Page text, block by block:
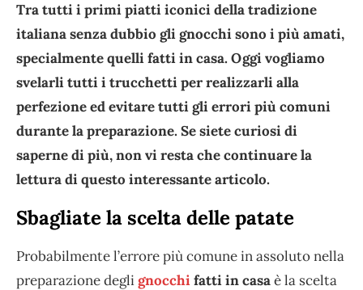
Tra tutti i primi piatti iconici della tradizione
italiana senza dubbio gli gnocchi sono i più amati,
specialmente quelli fatti in casa. Oggi vogliamo
svelarli tutti i trucchetti per realizzarli alla
perfezione ed evitare tutti gli errori più comuni
durante la preparazione. Se siete curiosi di
saperne di più, non vi resta che continuare la
lettura di questo interessante articolo.
Sbagliate la scelta delle patate
Probabilmente l’errore più comune in assoluto nella
preparazione deglignocchifatti in casaè la scelta